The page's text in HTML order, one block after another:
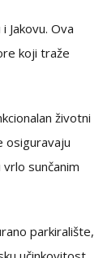
Ova
koji traže
životni
osiguravaju
sunčanim
parkiralište,